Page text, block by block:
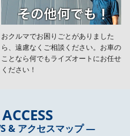
おクルマでお困りごとがありました
ら、遠慮なくご相談ください。お車の
ことなら何でもライズオートにお任せ
ください！
& アクセスマップ ―